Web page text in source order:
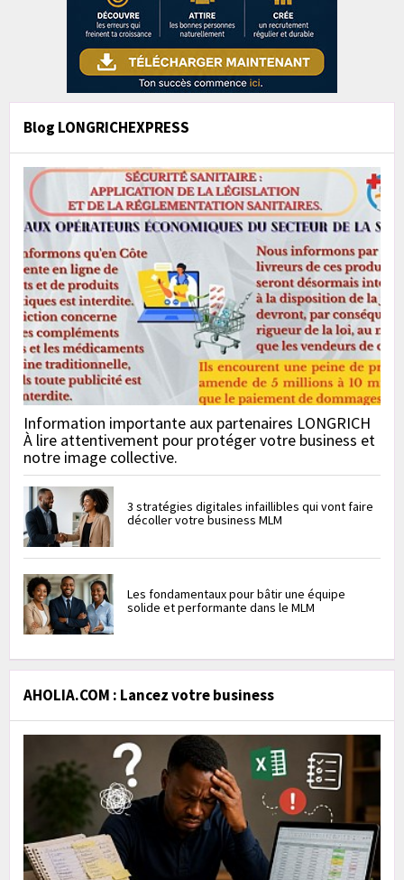
Blog LONGRICHEXPRESS
Information importante aux partenaires LONGRICH
À lire attentivement pour protéger votre business et
notre image collective.
3 stratégies digitales infaillibles qui vont faire
décoller votre business MLM
Les fondamentaux pour bâtir une équipe
solide et performante dans le MLM
AHOLIA.COM : Lancez votre business